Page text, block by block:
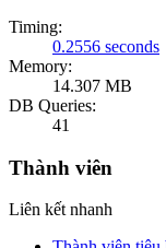
Timing:
0.2556 seconds
Memory:
14.307 MB
DB Queries:
41
Thành viên
Liên kết nhanh